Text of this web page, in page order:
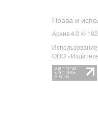
Права и
Архив 4.0 ©
ООО